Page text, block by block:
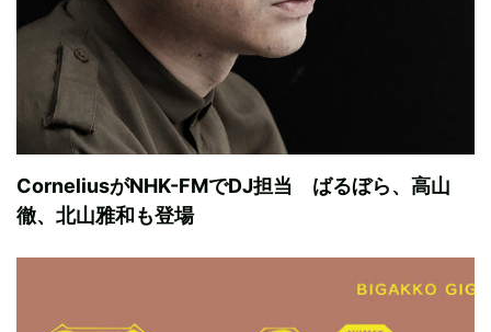
CorneliusがNHK-FMでDJ担当 ばるぼら、高山
徹、北山雅和も登場